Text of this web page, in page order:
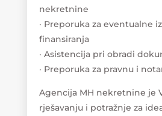
nekretnine
· Preporuka za eventualne
finansiranja
· Asistencija pri obradi
· Preporuka za pravnu i
Agencija MH nekretnine je
rješavanju i potražnje za